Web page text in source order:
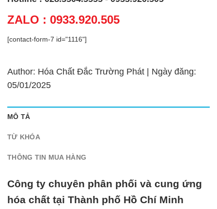
ZALO : 0933.920.505
[contact-form-7 id="1116"]
Author: Hóa Chất Đắc Trường Phát | Ngày đăng:
05/01/2025
MÔ TẢ
TỪ KHÓA
THÔNG TIN MUA HÀNG
Công ty chuyên phân phối và cung ứng
hóa chất tại Thành phố Hồ Chí Minh